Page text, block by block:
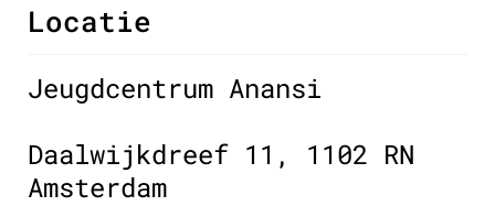
Locatie
Jeugdcentrum Anansi
Daalwijkdreef 11, 1102 RN
Amsterdam